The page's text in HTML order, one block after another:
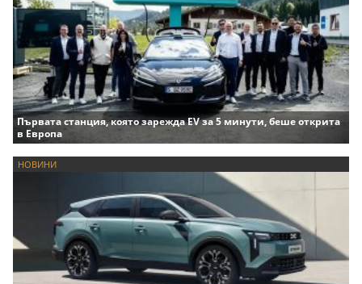
Първата станция, която зарежда EV за 5 минути, беше открита
в Европа
НОВИНИ